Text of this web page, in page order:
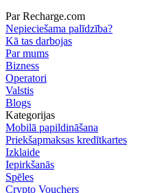
Par Recharge.com
Nepieciešama palīdzība?
Kā tas darbojas
Par mums
Bizness
Operatori
Valstis
Blogs
Kategorijas
Mobilā papildināšana
Priekšapmaksas kredītkartes
Izklaide
Iepirkšanās
Spēles
Crypto Vouchers